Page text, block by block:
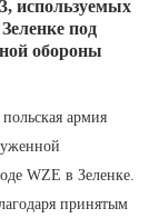
в
в Зеленке
польская
и
министр